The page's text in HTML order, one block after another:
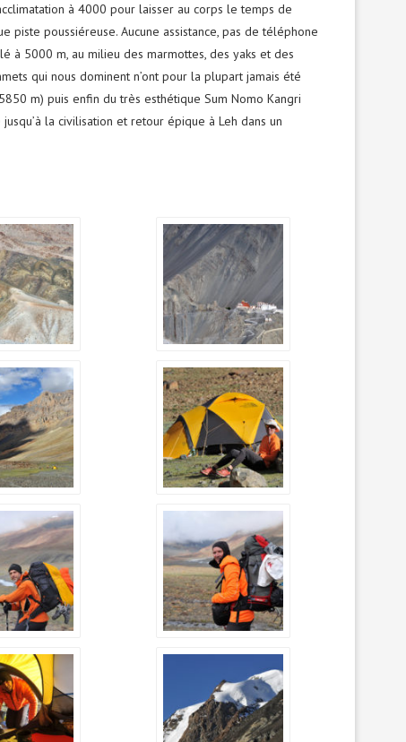
à 4000 pour laisser au corps le temps de
poussiéreuse. Aucune assistance, pas de téléphone
à 5000 m, au milieu des marmottes, des yaks et des
qui nous dominent n’ont pour la plupart jamais été
m) puis enfin du très esthétique Sum Nomo Kangri
la civilisation et retour épique à Leh dans un